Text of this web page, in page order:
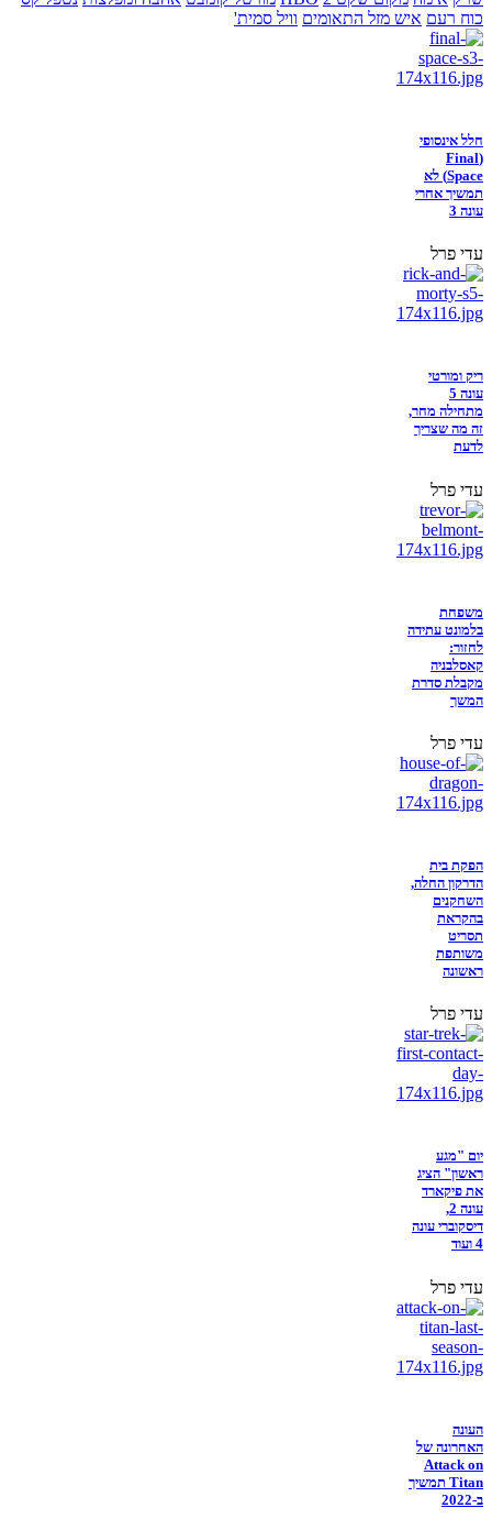
כוח רעם איש מזל התאומים וויל סמית'
חלל אינסופי
(Final
Space) לא
תמשיך אחרי
עונה 3
עדי פרל
ריק ומורטי
עונה 5
מתחילה מחר,
זה מה שצריך
לדעת
עדי פרל
משפחת
בלמונט עתידה
לחזור:
קאסלבניה
מקבלת סדרת
המשך
עדי פרל
הפקת בית
הדרקון החלה,
השחקנים
בהקראת
תסריט
משותפת
ראשונה
עדי פרל
יום "מגע
ראשון" הציג
את פיקארד
עונה 2,
דיסקוברי עונה
4 ועוד
עדי פרל
העונה
האחרונה של
Attack on
Titan תמשיך
ב-2022